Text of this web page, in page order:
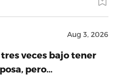
Aug 3, 2026
tres veces bajo tener
pero…